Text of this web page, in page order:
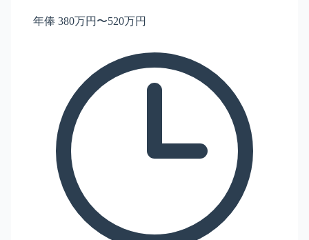
年俸 380万円〜520万円